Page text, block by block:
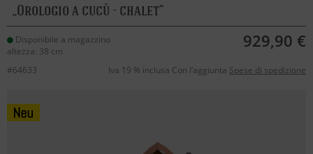
Orologio a cucù - chalet
Disponibile a magazzino
altezza: 38 cm
929,90 €
#64633 Iva 19 % inclusa Con l’aggiunta Spese di spedizione